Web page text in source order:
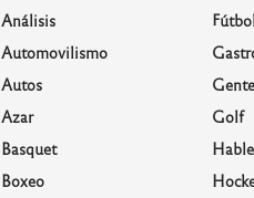
Análisis
Automovilismo
Autos
Azar
Basquet
Boxeo
Fútbol
Gente
Golf